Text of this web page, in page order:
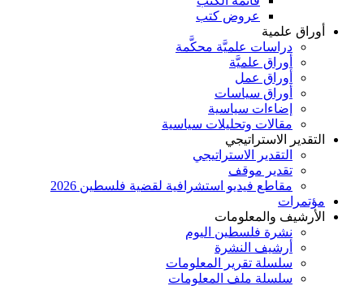
عروض كتب
أوراق علمية
دراسات علميَّة محكَّمة
أوراق علميَّة
أوراق عمل
أوراق سياسات
إضاءات سياسية
مقالات وتحليلات سياسية
التقدير الاستراتيجي
التقدير الاستراتيجي
تقدير موقف
مقاطع فيديو استشرافية لقضية فلسطين 2026
مؤتمرات
الأرشيف والمعلومات
نشرة فلسطين اليوم
أرشيف النشرة
سلسلة تقرير المعلومات
سلسلة ملف المعلومات